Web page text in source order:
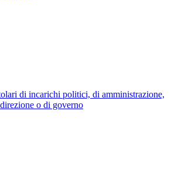
di incarichi politici, di amministrazione,
o di governo